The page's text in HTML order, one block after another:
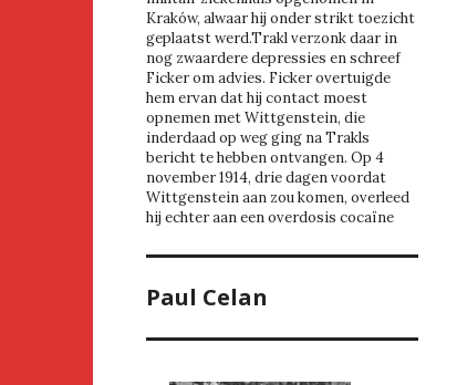
Kraków, alwaar hij onder strikt toezicht
geplaatst werd.Trakl verzonk daar in
nog zwaardere depressies en schreef
Ficker om advies. Ficker overtuigde
hem ervan dat hij contact moest
opnemen met Wittgenstein, die
inderdaad op weg ging na Trakls
bericht te hebben ontvangen. Op 4
november 1914, drie dagen voordat
Wittgenstein aan zou komen, overleed
hij echter aan een overdosis cocaïne
Paul Celan